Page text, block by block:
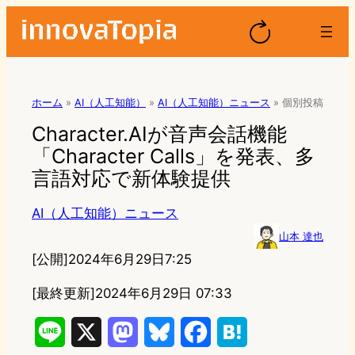
ホーム » AI（人工知能） » AI（人工知能）ニュース » 個別投稿
Character.AIが音声会話機能
「Character Calls」を発表、多
言語対応で新体験提供
AI（人工知能）ニュース
山本 達也
[公開]2024年6月29日7:25
[最終更新]2024年6月29日 07:33